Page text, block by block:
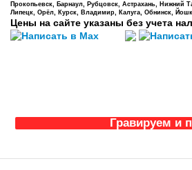
Прокопьевск, Барнаул, Рубцовск, Астрахань, Нижний
Липецк, Орёл, Курск, Владимир, Калуга, Обнинск,
Цены на сайте указаны без учета
Гравируем и